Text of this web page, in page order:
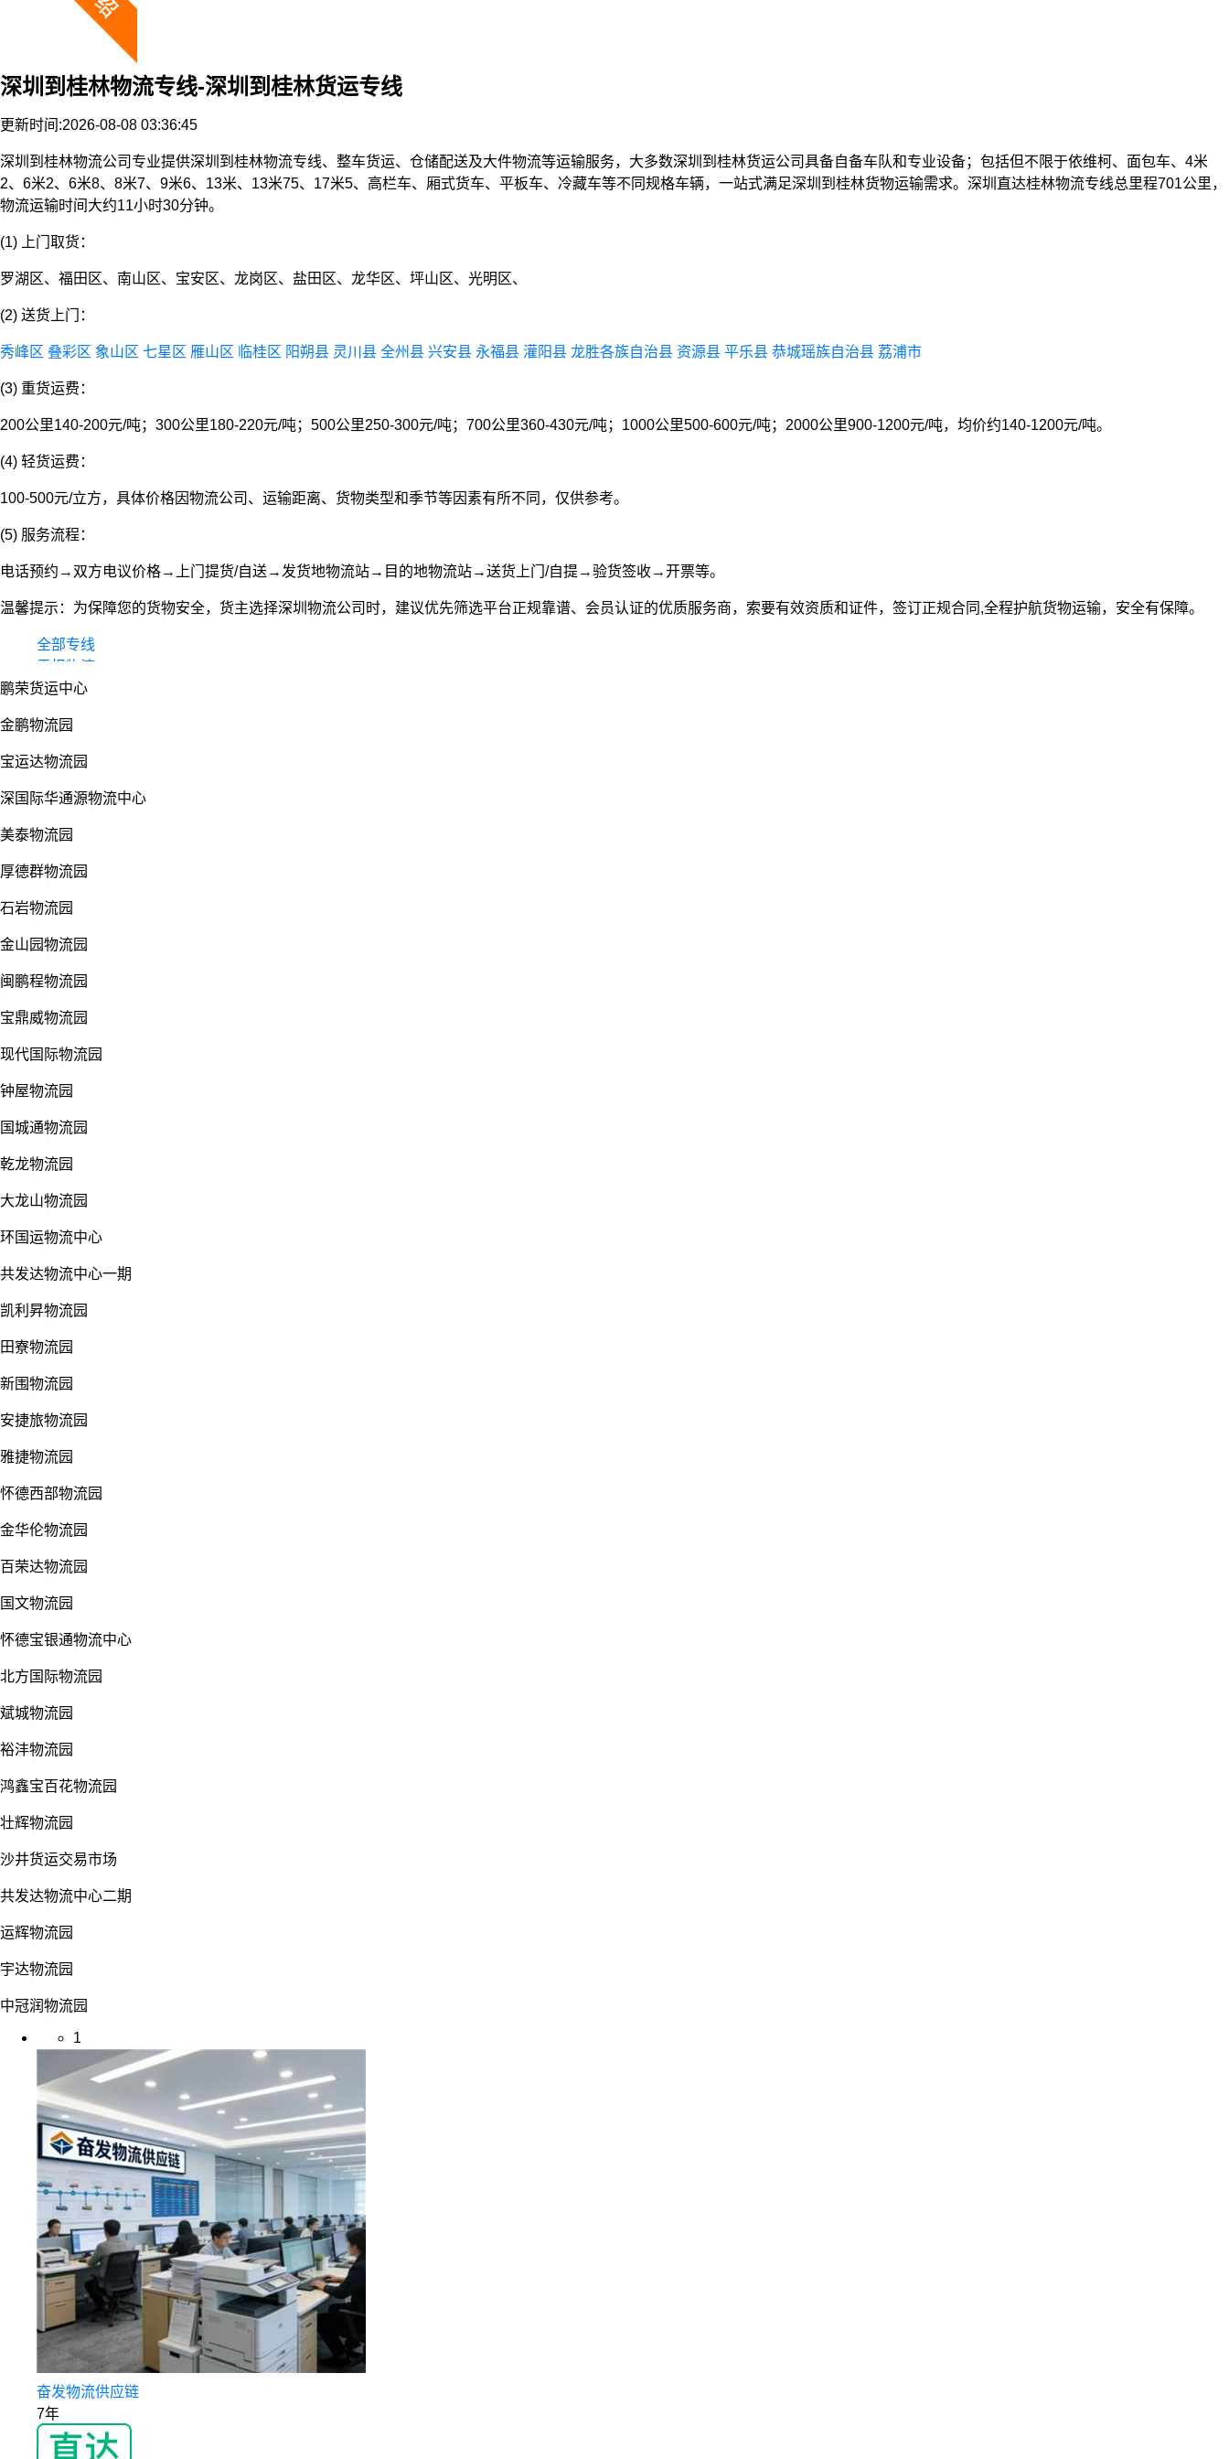
深圳到桂林物流专线-深圳到桂林货运专线
更新时间:2026-08-08 03:36:45
深圳到桂林物流公司专业提供深圳到桂林物流专线、整车货运、仓储配送及大件物流等运输服务，大多数深圳到桂林货运公司具备自备车队和专业设备；包括但不限于依维柯、面包车、4米
2、6米2、6米8、8米7、9米6、13米、13米75、17米5、高栏车、厢式货车、平板车、冷藏车等不同规格车辆，一站式满足深圳到桂林货物运输需求。深圳直达桂林物流专线总里程701公里，
物流运输时间大约11小时30分钟。
(1) 上门取货：
罗湖区、福田区、南山区、宝安区、龙岗区、盐田区、龙华区、坪山区、光明区、
(2) 送货上门：
秀峰区 叠彩区 象山区 七星区 雁山区 临桂区 阳朔县 灵川县 全州县 兴安县 永福县 灌阳县 龙胜各族自治县 资源县 平乐县 恭城瑶族自治县 荔浦市
(3) 重货运费：
200公里140-200元/吨；300公里180-220元/吨；500公里250-300元/吨；700公里360-430元/吨；1000公里500-600元/吨；2000公里900-1200元/吨，均价约140-1200元/吨。
(4) 轻货运费：
100-500元/立方，具体价格因物流公司、运输距离、货物类型和季节等因素有所不同，仅供参考。
(5) 服务流程：
电话预约→双方电议价格→上门提货/自送→发货地物流站→目的地物流站→送货上门/自提→验货签收→开票等。
温馨提示：为保障您的货物安全，货主选择深圳物流公司时，建议优先筛选平台正规靠谱、会员认证的优质服务商，索要有效资质和证件，签订正规合同,全程护航货物运输，安全有保障。
全部专线
零担物流
整车货运
鹏荣货运中心
金鹏物流园
宝运达物流园
深国际华通源物流中心
美泰物流园
厚德群物流园
石岩物流园
金山园物流园
闽鹏程物流园
宝鼎威物流园
现代国际物流园
钟屋物流园
国城通物流园
乾龙物流园
大龙山物流园
环国运物流中心
共发达物流中心一期
凯利昇物流园
田寮物流园
新围物流园
安捷旅物流园
雅捷物流园
怀德西部物流园
金华伦物流园
百荣达物流园
国文物流园
怀德宝银通物流中心
北方国际物流园
斌城物流园
裕沣物流园
鸿鑫宝百花物流园
壮辉物流园
沙井货运交易市场
共发达物流中心二期
运辉物流园
宇达物流园
中冠润物流园
1
奋发物流供应链
7年